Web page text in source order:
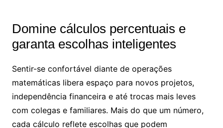
Domine cálculos percentuais e
garanta escolhas inteligentes
Sentir-se confortável diante de operações
matemáticas libera espaço para novos projetos,
independência financeira e até trocas mais leves
com colegas e familiares. Mais do que um número,
cada cálculo reflete escolhas que podem